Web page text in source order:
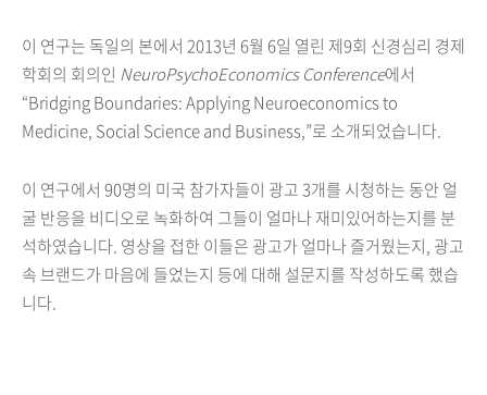
이 연구는 독일의 본에서 2013년 6월 6일 열린 제9회 신경심리 경제
학회의 회의인 NeuroPsychoEconomics Conference에서
“Bridging Boundaries: Applying Neuroeconomics to
Medicine, Social Science and Business,”로 소개되었습니다.
이 연구에서 90명의 미국 참가자들이 광고 3개를 시청하는 동안 얼
굴 반응을 비디오로 녹화하여 그들이 얼마나 재미있어하는지를 분
석하였습니다. 영상을 접한 이들은 광고가 얼마나 즐거웠는지, 광고
속 브랜드가 마음에 들었는지 등에 대해 설문지를 작성하도록 했습
니다.